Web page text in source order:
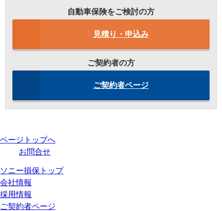
自動車保険をご検討の方
見積り・申込み
ご契約者の方
ご契約者ページ
ページトップへ
お問合せ
ソニー損保トップ
会社情報
採用情報
ご契約者ページ